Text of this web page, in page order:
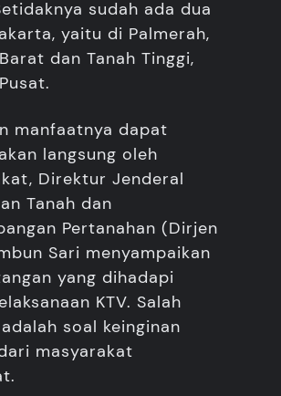
sudah ada dua
yaitu di Palmerah,
dan Tanah Tinggi,
manfaatnya dapat
langsung oleh
Direktur Jenderal
Tanah dan
Pertanahan (Dirjen
Sari menyampaikan
yang dihadapi
KTV. Salah
soal keinginan
masyarakat